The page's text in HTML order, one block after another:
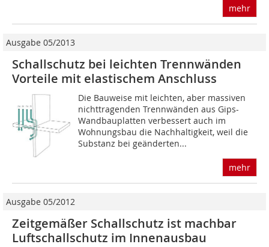
mehr
Ausgabe 05/2013
Schallschutz bei leichten Trennwänden
Vorteile mit elastischem Anschluss
Die Bauweise mit leichten, aber massiven
nichttragenden Trennwänden aus Gips-
Wand­bauplatten verbessert auch im
Wohnungsbau die Nachhaltigkeit, weil die
Substanz bei geänderten...
mehr
Ausgabe 05/2012
Zeitgemäßer Schallschutz ist machbar
Luftschallschutz im Innenausbau